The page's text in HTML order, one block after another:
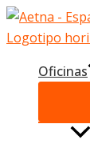
Ir
al
Oficinas